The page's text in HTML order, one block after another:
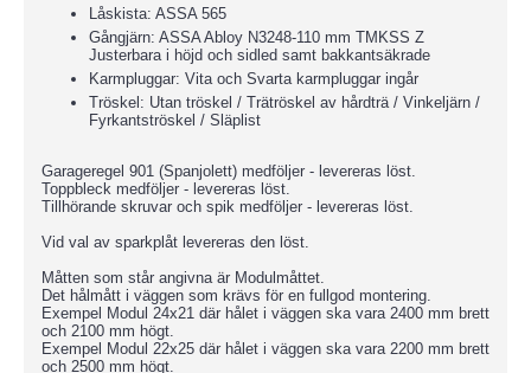
Låskista: ASSA 565
Gångjärn: ASSA Abloy N3248-110 mm TMKSS Z
Justerbara i höjd och sidled samt bakkantsäkrade
Karmpluggar: Vita och Svarta karmpluggar ingår
Tröskel: Utan tröskel / Trätröskel av hårdträ / Vinkeljärn /
Fyrkantströskel / Släplist
Garageregel 901 (Spanjolett) medföljer - levereras löst.
Toppbleck medföljer - levereras löst.
Tillhörande skruvar och spik medföljer - levereras löst.
Vid val av sparkplåt levereras den löst.
Måtten som står angivna är Modulmåttet.
Det hålmått i väggen som krävs för en fullgod montering.
Exempel Modul 24x21 där hålet i väggen ska vara 2400 mm brett
och 2100 mm högt.
Exempel Modul 22x25 där hålet i väggen ska vara 2200 mm brett
och 2500 mm högt.